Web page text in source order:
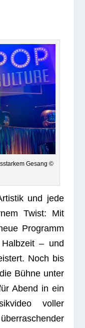
Gesang ©
und jede
Twist: Mit
Pro­gramm
– und
Noch bis
Bühne unter
Abend in ein
vol­ler